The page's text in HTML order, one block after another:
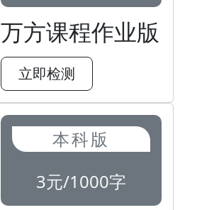
万方课程作业版
立即检测
本科版
3元/1000字